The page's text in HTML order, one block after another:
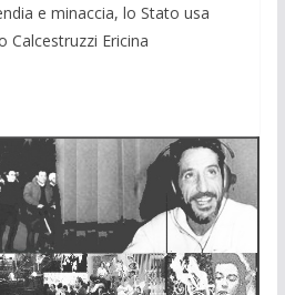
e mi­naccia, lo Sta­to usa
Calce­struzzi Ericina